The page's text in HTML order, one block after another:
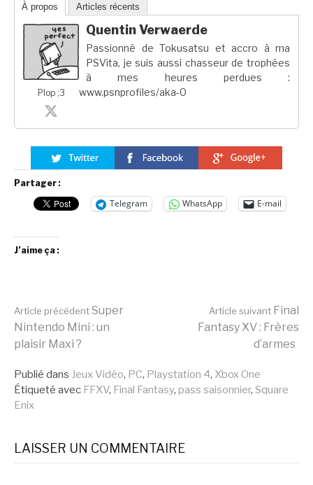
À propos Articles récents
Plop ;3
Quentin Verwaerde
Passionné de Tokusatsu et accro à ma
PSVita, je suis aussi chasseur de trophées
à mes heures perdues :
www.psnprofiles/aka-0
Partager :
Telegram WhatsApp E-mail
J’aime ça :
Lire
la
suite
Article précédentSuper
Nintendo Mini : un
plaisir Maxi ?
Article suivant Final
Fantasy XV : Frères
d’armes
Publié dans Jeux Vidéo, PC, Playstation 4, Xbox One
Étiqueté avec FFXV, Final Fantasy, pass saisonnier, Square
Enix
LAISSER UN COMMENTAIRE